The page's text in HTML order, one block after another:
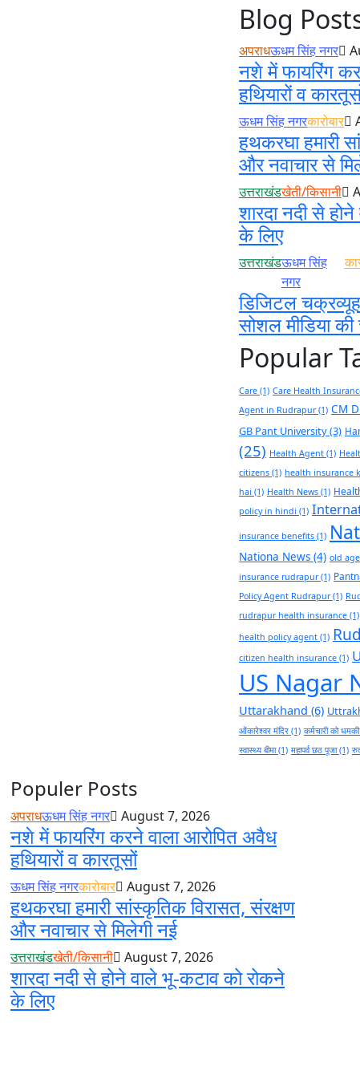
Blog
अपराधऊधम सिंह नगर
नशे में फायरिंग
हथियारों व
ऊधम सिंह नगरकारोबार
हथकरघा हमारी
और नवाचार से
उत्तराखंडखेती/किसानी
शारदा नदी से
के लिए
उत्तराखंडऊधम सिंह
नगर
डिजिटल
सोशल मीडिया
Popular
Care (1) Care Health
Agent in Rudrapur(1) CM
GB Pant University(3)
(25) Health Agent (1)
citizens (1) health insurance
hai (1) Health News (1)
policy in hindi (1)
insurance benefits (1)
Nationa News (4) old
insurance rudrapur(1)
Policy Agent Rudrapur(1)
rudrapur health insurance (1)
health policy agent (1)
citizen health insurance (1)
US Nagar
Uttarakhand (6)
ओंकारेश्वर मंदिर (1) कर्मचारी को धमकी
स्वास्थ्य बीमा(1) महापर्व छठ पूजा(1)
Populer Posts
अपराधऊधम सिंह नगर August 7, 2026
नशे में फायरिंग करने वाला आरोपित अवैध
हथियारों व कारतूसों
ऊधम सिंह नगरकारोबार August 7, 2026
हथकरघा हमारी सांस्कृतिक विरासत, संरक्षण
और नवाचार से मिलेगी नई
उत्तराखंडखेती/किसानी August 7, 2026
शारदा नदी से होने वाले भू-कटाव को रोकने
के लिए